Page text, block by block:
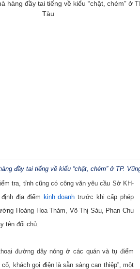
đầy tai tiếng về kiểu “chặt, chém” ở TP.
tra, tỉnh cũng có công văn yêu cầu Sở KH-
địa điểm kinh doanh trước khi cấp phép
Hoàng Hoa Thám, Võ Thị Sáu, Phan Chu
tên đổi chủ.
đường dây nóng ở các quán và tụ điểm
khách gọi điện là sẵn sàng can thiệp”, một